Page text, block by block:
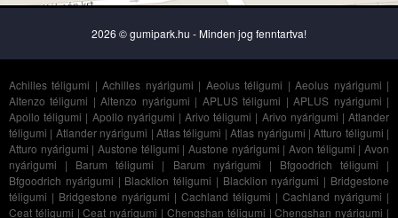
2026 © gumipark.hu - Minden jog fenntartva!
Achilles téligumi |Achilles nyárigumi | Aeolus téligumi |Aeolus nyárigumi |
Altenzo téligumi |Altenzo nyárigumi | APLUS téligumi |APLUS nyárigumi |
Apollo téligumi | Apollo nyárigumi |Arivo téligumi | Arivo nyárigumi |Atlander
téligumi | Atlander nyárigumi | Atlas téligumi |Atlas nyárigumi |Atturo téligumi |
Atturo nyárigumi |Austone téligumi |Austone nyárigumi |Avon téligumi |Avon
nyárigumi | Barum téligumi | Barum nyárigumi | Bfgoodrich téligumi |
Bfgoodrich nyárigumi | Blacklion téligumi | Blacklion nyárigumi | Bridgestone
téligumi | Bridgestone nyárigumi | Cachland téligumi | Cachland nyárigumi |
Ceat téligumi |Ceat nyárigumi | Chengshan téligumi |Chengshan nyárigumi |